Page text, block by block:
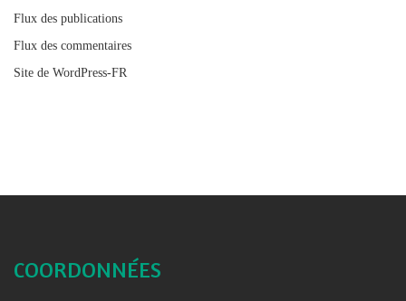
Flux des publications
Flux des commentaires
Site de WordPress-FR
COORDONNÉES